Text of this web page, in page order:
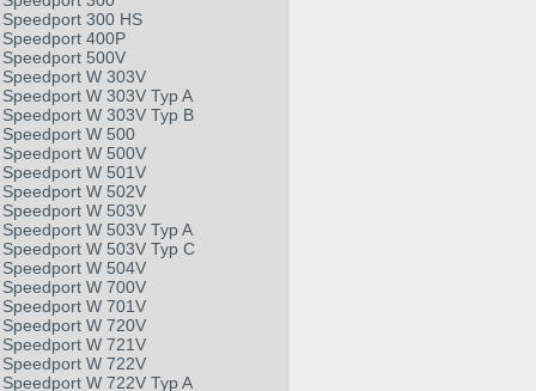
Speedport 300 HS
Speedport 400P
Speedport 500V
Speedport W 303V
Speedport W 303V Typ A
Speedport W 303V Typ B
Speedport W 500
Speedport W 500V
Speedport W 501V
Speedport W 502V
Speedport W 503V
Speedport W 503V Typ A
Speedport W 503V Typ C
Speedport W 504V
Speedport W 700V
Speedport W 701V
Speedport W 720V
Speedport W 721V
Speedport W 722V
Speedport W 722V Typ A